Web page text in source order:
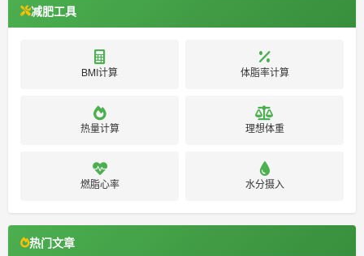
减肥工具
BMI计算 体脂率计算
热量计算 理想体重
燃脂心率 水分摄入
热门文章